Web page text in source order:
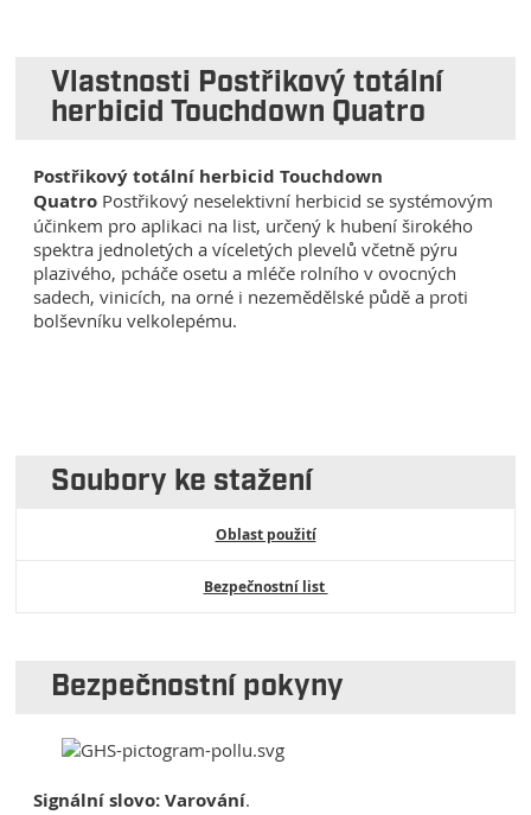
Vlastnosti Postřikový totální
herbicid Touchdown Quatro
Postřikový totální herbicid Touchdown
Quatro Postřikový neselektivní herbicid se systémovým
účinkem pro aplikaci na list, určený k hubení širokého
spektra jednoletých a víceletých plevelů včetně pýru
plazivého, pcháče osetu a mléče rolního v ovocných
sadech, vinicích, na orné i nezemědělské půdě a proti
bolševníku velkolepému.
Soubory ke stažení
Oblast použití
Bezpečnostní list
Bezpečnostní pokyny
Signální slovo: Varování.